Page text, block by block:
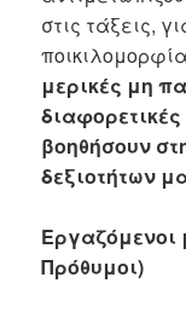
στις τάξεις,
μερικές μη
βοηθήσουν
δεξιοτήτων
Εργαζόμενοι
Πρόθυμοι)